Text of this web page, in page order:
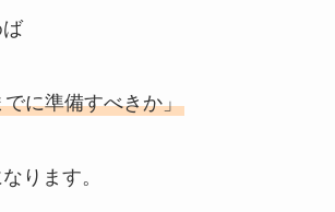
に準備すべきか」
ります。